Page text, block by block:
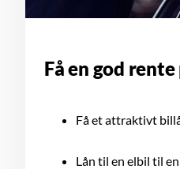
Få en god
Få et attraktivt
Lån til en elbil til